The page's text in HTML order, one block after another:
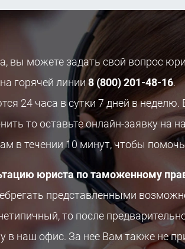
вы можете задать свой вопрос
горячей линии8 (800) 201-48-16.
24 часа в сутки 7 дней в
то оставьте онлайн-заявку на
в течении 10 минут, чтобы
юриста по таможенному
представленными
то после
в наш офис. За нее Вам также не